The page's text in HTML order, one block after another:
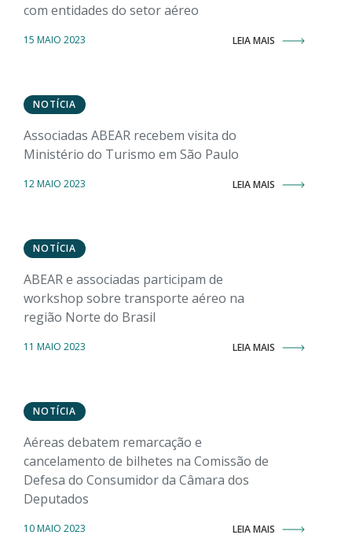
com entidades do setor aéreo
15 MAIO 2023 LEIA MAIS
NOTÍCIA
Associadas ABEAR recebem visita do
Ministério do Turismo em São Paulo
12 MAIO 2023 LEIA MAIS
NOTÍCIA
ABEAR e associadas participam de
workshop sobre transporte aéreo na
região Norte do Brasil
11 MAIO 2023 LEIA MAIS
NOTÍCIA
Aéreas debatem remarcação e
cancelamento de bilhetes na Comissão de
Defesa do Consumidor da Câmara dos
Deputados
10 MAIO 2023 LEIA MAIS